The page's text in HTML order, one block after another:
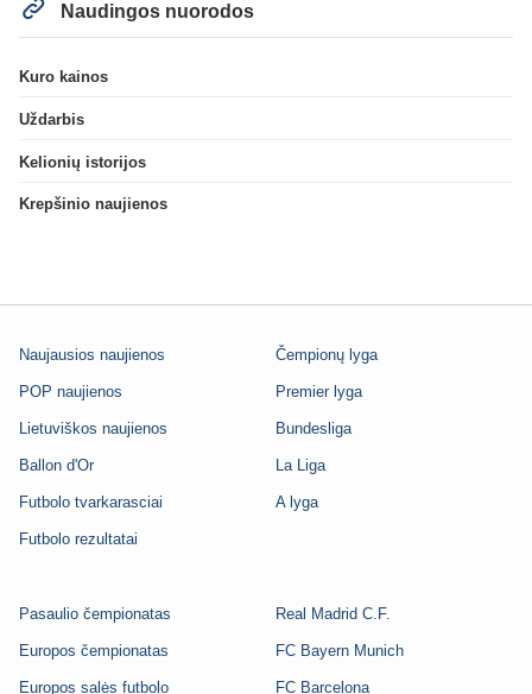
Naudingos nuorodos
Kuro kainos
Uždarbis
Kelionių istorijos
Krepšinio naujienos
Naujausios naujienos
POP naujienos
Lietuviškos naujienos
Ballon d'Or
Futbolo tvarkarasciai
Futbolo rezultatai
Čempionų lyga
Premier lyga
Bundesliga
La Liga
A lyga
Pasaulio čempionatas
Europos čempionatas
Europos salės futbolo
Real Madrid C.F.
FC Bayern Munich
FC Barcelona